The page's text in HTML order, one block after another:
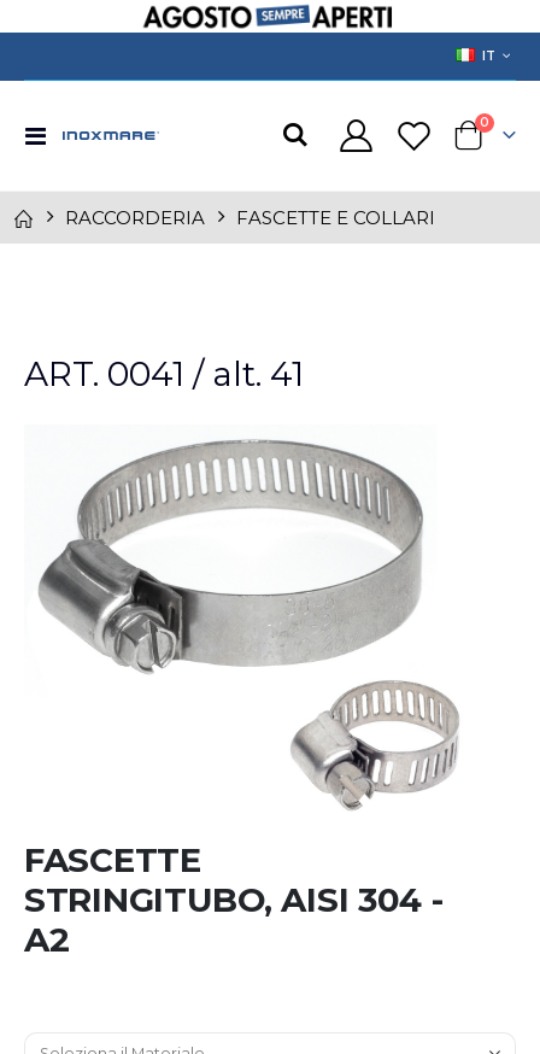
LANGUAGE
IT
Toggle
Cart
0prodotti
RACCORDERIA FASCETTE E COLLARI
the
end
of
images
gallery
FASCETTE
STRINGITUBO, AISI 304 -
A2
ART. 0041 / alt. 41